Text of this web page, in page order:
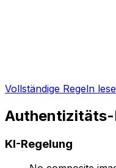
Vollständige Regeln
Authentizitäts-
KI-Regelung